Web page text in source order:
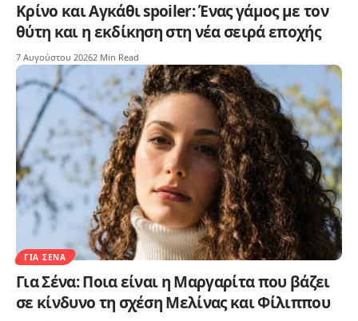
Κρίνο και Αγκάθι spoiler: Ένας γάμος με τον
θύτη και η εκδίκηση στη νέα σειρά εποχής
7 Αυγούστου 20262 Min Read
ΓΙΑ ΣΈΝΑ
Για Σένα: Ποια είναι η Μαργαρίτα που βάζει
σε κίνδυνο τη σχέση Μελίνας και Φίλιππου